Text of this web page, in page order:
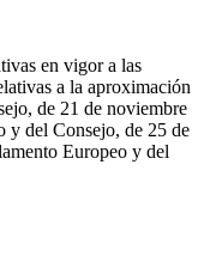
en vigor a las
a la aproximación
de 21 de noviembre
y del Consejo, de 25 de
Europeo y del